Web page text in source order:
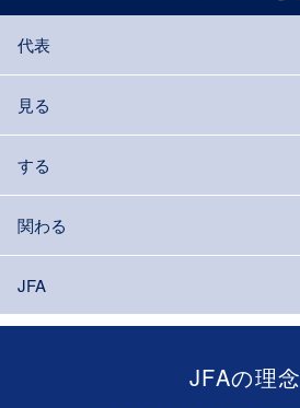
代表
見る
する
関わる
JFA
JFAの理念